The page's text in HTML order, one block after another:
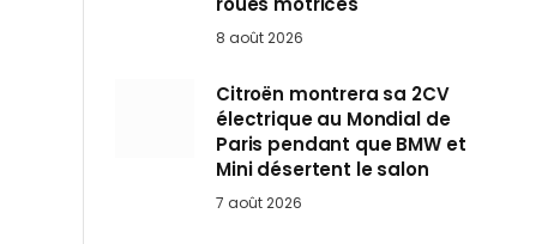
8 août 2026
Citroën montrera sa 2CV
électrique au Mondial de
Paris pendant que BMW et
Mini désertent le salon
7 août 2026